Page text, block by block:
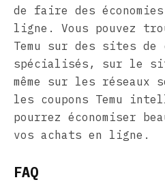
de faire des
ligne. Vous pouvez
Temu sur des sites de
spécialisés, sur le
même sur les
les coupons Temu
pourrez économiser
vos achats en ligne.
FAQ